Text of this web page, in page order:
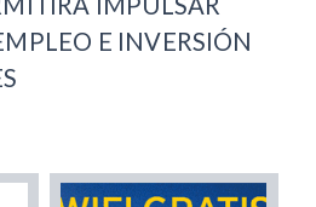
E INVERSIÓN